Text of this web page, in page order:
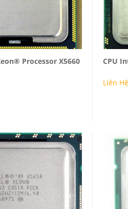
Processor X5660 CPU
Liên Hệ
Reviews: 0